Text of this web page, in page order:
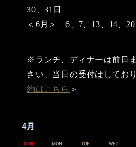
30、31日
＜6月＞ 6、7、13、14、20
※ランチ、ディナーは前日
さい、当日の受付はしてお
約はこちら ＞